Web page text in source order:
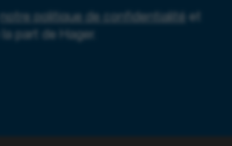
notre politique de confidentialité
et
part de Hager.